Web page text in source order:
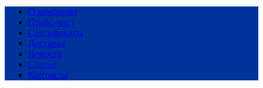
О компании
Прайс-лист
Сертификаты
Доставка
Новости
Статьи
Контакты